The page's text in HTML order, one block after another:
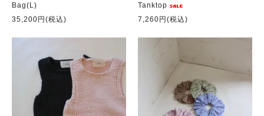
Bag(L)
35,200円(税込)
Tanktop
7,260円(税込)